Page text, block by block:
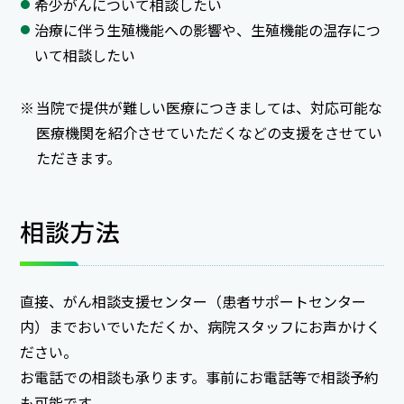
希少がんについて相談したい
治療に伴う生殖機能への影響や、生殖機能の温存につ
いて相談したい
当院で提供が難しい医療につきましては、対応可能な
医療機関を紹介させていただくなどの支援をさせてい
ただきます。
相談方法
直接、がん相談支援センター（患者サポートセンター
内）までおいでいただくか、病院スタッフにお声かけく
ださい。
お電話での相談も承ります。事前にお電話等で相談予約